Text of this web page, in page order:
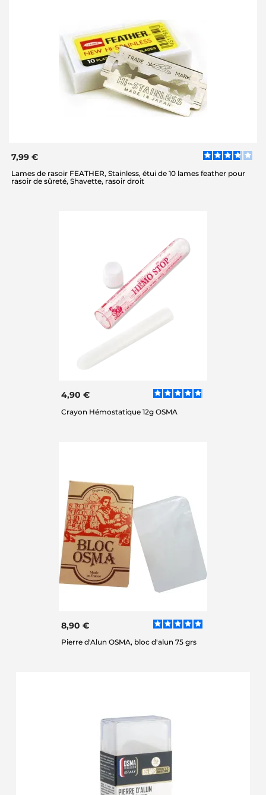
7,99 €
Lames de rasoir FEATHER, Stainless, étui de 10 lames feather pour
rasoir de sûreté, Shavette, rasoir droit
4,90 €
Crayon Hémostatique 12g OSMA
8,90 €
Pierre d'Alun OSMA, bloc d'alun 75 grs